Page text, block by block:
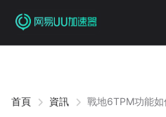
首頁 資訊 戰地6TPM功能如